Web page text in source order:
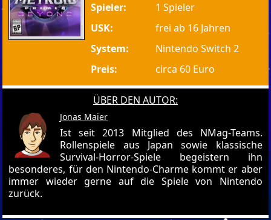
Spieler:
1 Spieler
USK:
frei ab 16 Jahren
System:
Nintendo Switch 2
Preis:
circa 60 Euro
ÜBER DEN AUTOR:
Jonas Maier
Ist seit 2013 Mitglied des NMag-Teams.
Rollenspiele aus Japan sowie klassische
Survival-Horror-Spiele begeistern ihn
besonderes, für den Nintendo-Charme kommt er aber
immer wieder gerne auf die Spiele von Nintendo
zurück.